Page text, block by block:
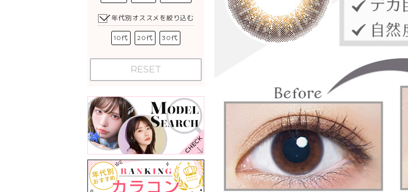
年代別オススメを絞り込む
10代 20代 30代
RESET